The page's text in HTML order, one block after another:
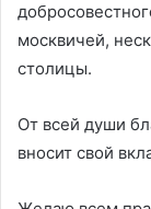
москвичей,
столицы.
От всей души
вносит свой